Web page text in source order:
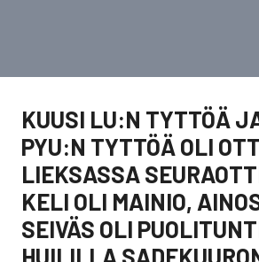
KUUSI LU:N TYTTÖÄ
PYU:N TYTTÖÄ OLI
LIEKSASSA
KELI OLI MAINIO,
SEIVÄS OLI
HUILILLA